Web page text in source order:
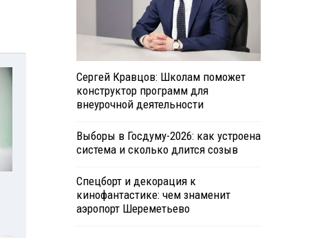
Сергей Кравцов: Школам поможет
конструктор программ для
внеурочной деятельности
Выборы в Госдуму-2026: как устроена
система и сколько длится созыв
Спецборт и декорация к
кинофантастике: чем знаменит
аэропорт Шереметьево